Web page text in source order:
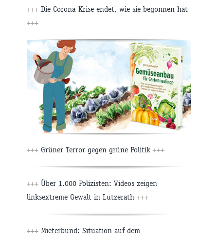
+++ Die Corona-Krise endet, wie sie begonnen hat
+++
+++ Grüner Terror gegen grüne Politik +++
+++ Über 1.000 Polizisten: Videos zeigen
linksextreme Gewalt in Lützerath +++
+++ Mieterbund: Situation auf dem